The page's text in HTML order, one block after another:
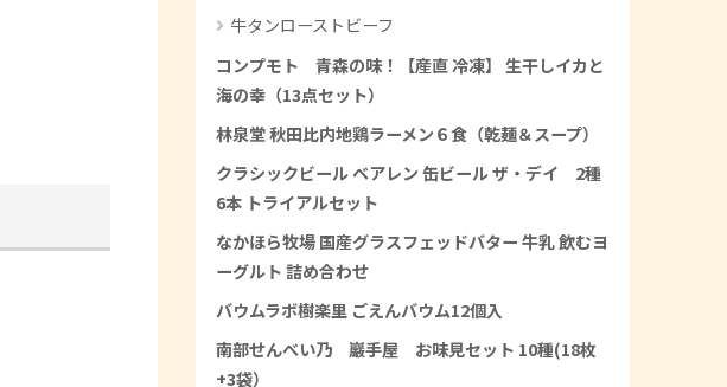
牛タンローストビーフ
コンプモト 青森の味！【産直 冷凍】 生干しイカと
海の幸（13点セット）
林泉堂 秋田比内地鶏ラーメン６食（乾麺＆スープ）
クラシックビール ベアレン 缶ビール ザ・デイ 2種
6本 トライアルセット
なかほら牧場 国産グラスフェッドバター 牛乳 飲むヨ
ーグルト 詰め合わせ
バウムラボ樹楽里 ごえんバウム12個入
南部せんべい乃 巖手屋 お味見セット 10種(18枚
+3袋）